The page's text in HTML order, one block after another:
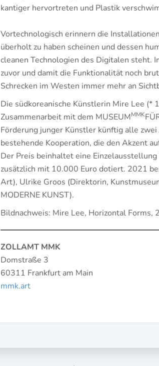
kantiger hervortreten und Plastik
Vortechnologisch erinnern die
überholt zu haben scheinen und dessen
cleanen Technologien des Digitalen steht.
zuvor und damit die Funktionalität noch
Schrecken im Westen immer mehr an
Die südkoreanische Künstlerin Mire Lee (*
Zusammenarbeit mit dem MUSEUMMMK
Förderung junger Künstler künftig alle
bestehende Kooperation, die den Akzent
Der Preis beinhaltet eine
zusätzlich mit 10.000 Euro dotiert. 2021
Art), Ulrike Groos (Direktorin,
MODERNE KUNST).
Bildnachweis: Mire Lee, Horizontal Forms,
ZOLLAMT MMK
Domstraße 3
60311 Frankfurt am Main
mmk.art